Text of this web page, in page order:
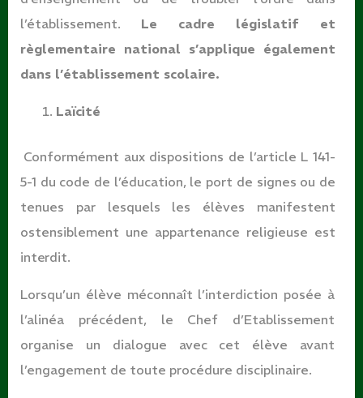
l’établissement. Le cadre législatif et
règlementaire national s’applique également
dans l’établissement scolaire.
Laïcité
Conformément aux dispositions de l’article L 141-
5-1 du code de l’éducation, le port de signes ou de
tenues par lesquels les élèves manifestent
ostensiblement une appartenance religieuse est
interdit.
Lorsqu’un élève méconnaît l’interdiction posée à
l’alinéa précédent, le Chef d’Etablissement
organise un dialogue avec cet élève avant
l’engagement de toute procédure disciplinaire.